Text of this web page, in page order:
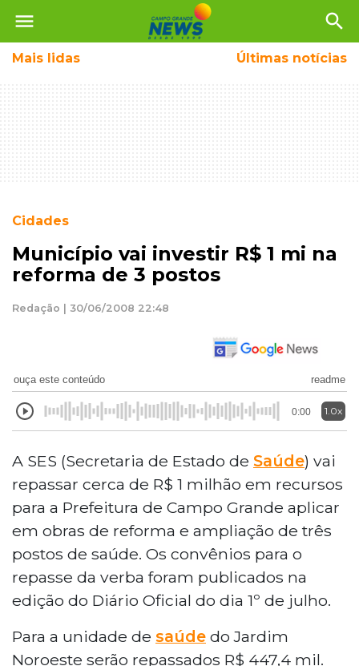
menu search
Mais lidas Últimas notícias
Cidades
Município vai investir R$ 1 mi na
reforma de 3 postos
Redação | 30/06/2008 22:48
ouça este conteúdo readme
0:00 1.0x
A SES (Secretaria de Estado de Saúde) vai
repassar cerca de R$ 1 milhão em recursos
para a Prefeitura de Campo Grande aplicar
em obras de reforma e ampliação de três
postos de saúde. Os convênios para o
repasse da verba foram publicados na
edição do Diário Oficial do dia 1º de julho.
Para a unidade de saúde do Jardim
Noroeste serão repassados R$ 447,4 mil.